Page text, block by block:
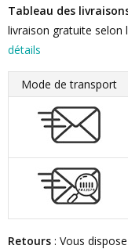
Tableau des
livraison gratuite selon
détails
Mode de transport
Retours : Vous